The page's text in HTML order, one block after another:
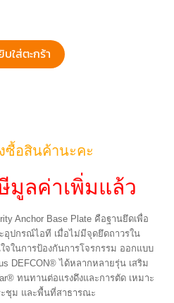
บใส่ตะกร้า
ซื้อสินค้านะคะ
มูลค่าเพิ่มแล้ว
Anchor Base Plate คือฐานยึดเพื่อ
ปกรณ์ไอที เมื่อไม่มีจุดยึดถาวรใน
จในการป้องกันการโจรกรรม ออกแบบ
DEFCON® ได้หลากหลายรุ่น เสริม
ทนทานต่อแรงดึงและการตัด เหมาะ
ะชุม และพื้นที่สาธารณะ